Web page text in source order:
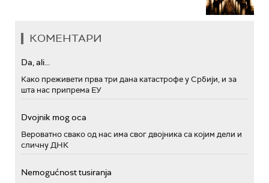
КОМЕНТАРИ
Da, ali...
Како преживети прва три дана катастрофе у Србији, и за
шта нас припрема ЕУ
Dvojnik mog oca
Вероватно свако од нас има свог двојника са којим дели и
сличну ДНК
Nemogućnost tusiranja